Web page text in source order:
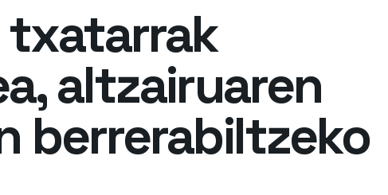
txatarrak
altzairuaren
berrerabiltzeko